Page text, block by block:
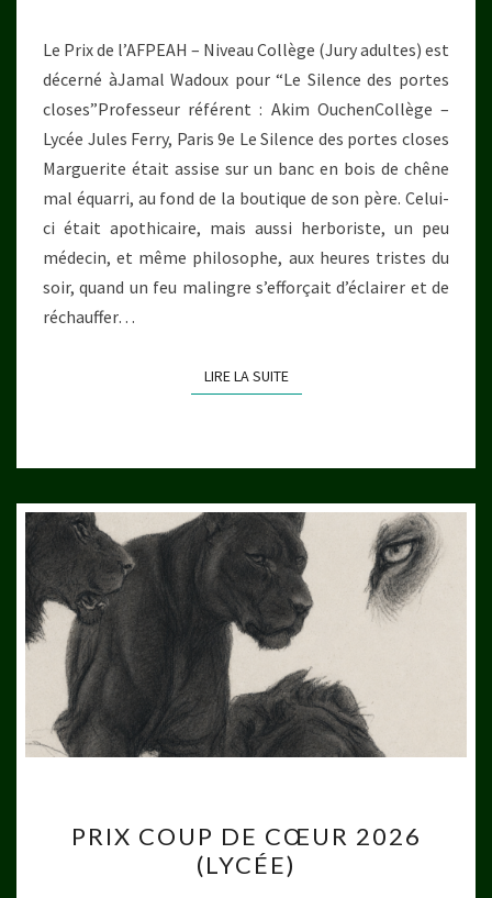
Le Prix de l’AFPEAH – Niveau Collège (Jury adultes) est
décerné àJamal Wadoux pour “Le Silence des portes
closes”Professeur référent : Akim OuchenCollège –
Lycée Jules Ferry, Paris 9e Le Silence des portes closes
Marguerite était assise sur un banc en bois de chêne
mal équarri, au fond de la boutique de son père. Celui-
ci était apothicaire, mais aussi herboriste, un peu
médecin, et même philosophe, aux heures tristes du
soir, quand un feu malingre s’efforçait d’éclairer et de
réchauffer…
LIRE LA SUITELIRE LA SUITE
COUP
DE
PRIX COUP DE CŒUR 2026
(LYCÉE)